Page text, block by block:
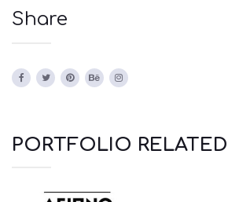
Share
PORTFOLIO RELATED